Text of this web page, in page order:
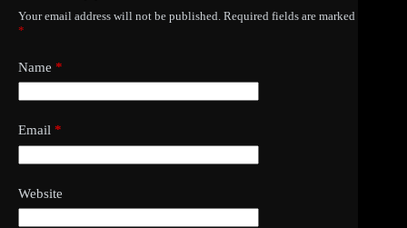
Your email address will not be published. Required fields are marked
*
Name *
Email *
Website